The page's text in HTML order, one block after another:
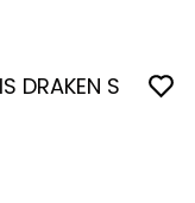
DRAKEN S